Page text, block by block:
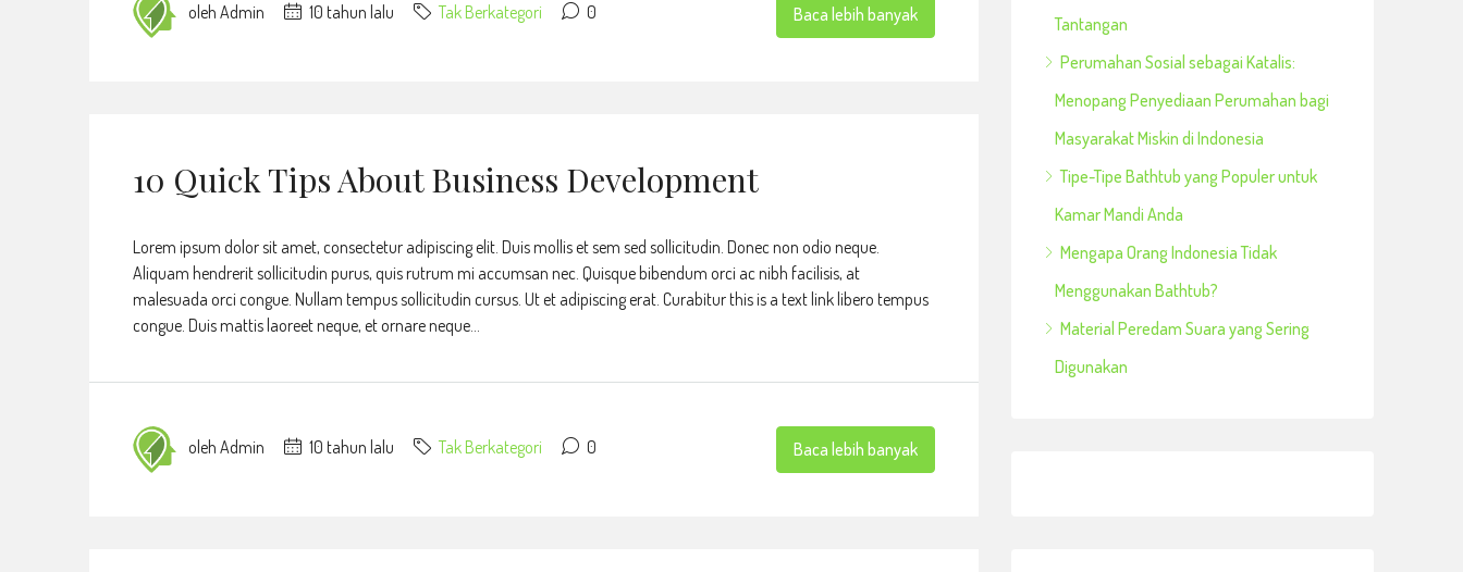
oleh Admin 10 tahun lalu Tak Berkategori 0 Baca lebih banyak
10 Quick Tips About Business Development
Lorem ipsum dolor sit amet, consectetur adipiscing elit. Duis mollis et sem sed sollicitudin. Donec non odio neque.
Aliquam hendrerit sollicitudin purus, quis rutrum mi accumsan nec. Quisque bibendum orci ac nibh facilisis, at
malesuada orci congue. Nullam tempus sollicitudin cursus. Ut et adipiscing erat. Curabitur this is a text link libero tempus
congue. Duis mattis laoreet neque, et ornare neque...
oleh Admin 10 tahun lalu Tak Berkategori 0 Baca lebih banyak
Tantangan
Perumahan Sosial sebagai Katalis:
Menopang Penyediaan Perumahan bagi
Masyarakat Miskin di Indonesia
Tipe-Tipe Bathtub yang Populer untuk
Kamar Mandi Anda
Mengapa Orang Indonesia Tidak
Menggunakan Bathtub?
Material Peredam Suara yang Sering
Digunakan